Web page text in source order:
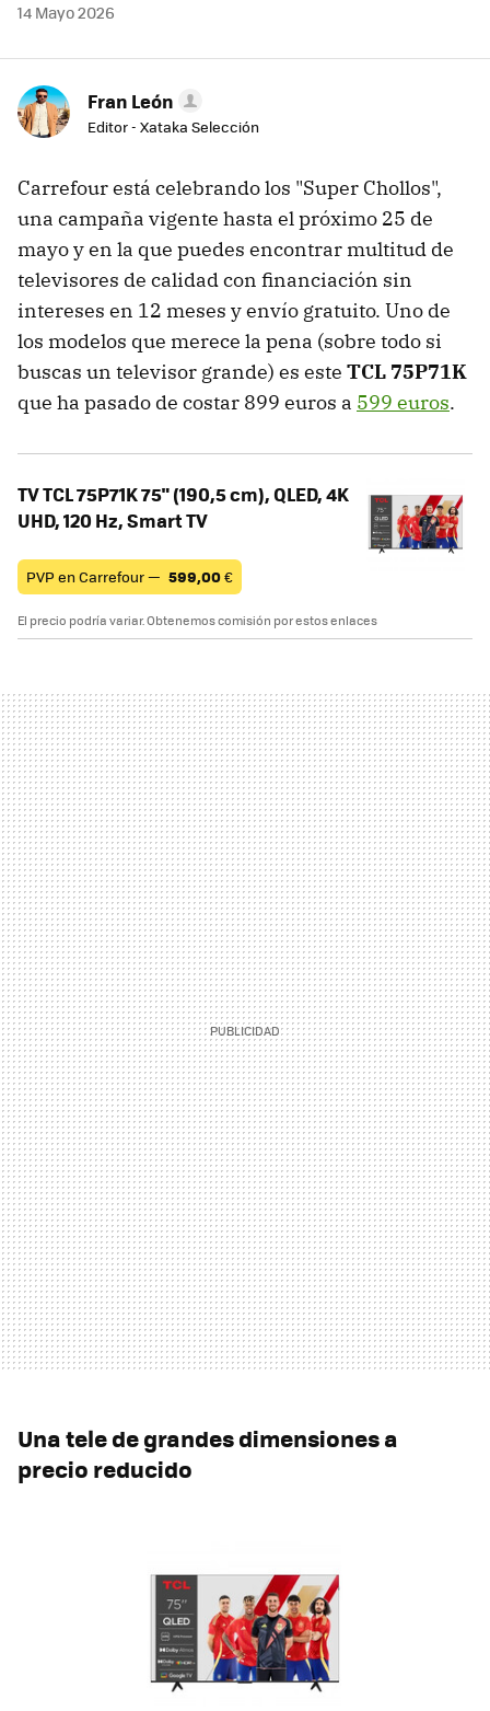
14 Mayo 2026
Fran León
Editor - Xataka Selección
Carrefour está celebrando los "Super Chollos",
una campaña vigente hasta el próximo 25 de
mayo y en la que puedes encontrar multitud de
televisores de calidad con financiación sin
intereses en 12 meses y envío gratuito. Uno de
los modelos que merece la pena (sobre todo si
buscas un televisor grande) es este TCL 75P71K
que ha pasado de costar 899 euros a 599 euros.
TV TCL 75P71K 75" (190,5 cm), QLED, 4K
UHD, 120 Hz, Smart TV
PVP en Carrefour — 599,00€
El precio podría variar. Obtenemos comisión por estos enlaces
Una tele de grandes dimensiones a
precio reducido